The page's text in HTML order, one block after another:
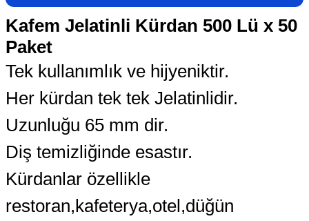
Kafem Jelatinli Kürdan 500 Lü x 50
Paket
Tek kullanımlık ve hijyeniktir.
Her kürdan tek tek Jelatinlidir.
Uzunluğu 65 mm dir.
Diş temizliğinde esastır.
Kürdanlar özellikle
restoran,kafeterya,otel,düğün